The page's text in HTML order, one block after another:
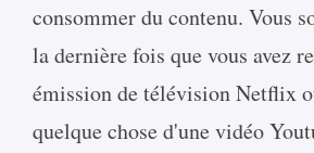
consommer du contenu. Vous
la dernière fois que vous avez
émission de télévision Netflix
quelque chose d'une vidéo